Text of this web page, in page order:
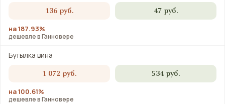
136 руб. 47 руб.
на 187.93%
дешевле в Ганновере
Бутылка вина
1 072 руб. 534 руб.
на 100.61%
дешевле в Ганновере